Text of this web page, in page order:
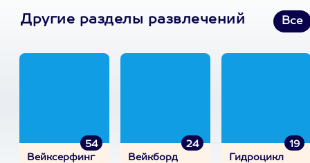
Другие разделы развлечений Все
54
Вейксерфинг
24
Вейкборд
19
Гидроцикл